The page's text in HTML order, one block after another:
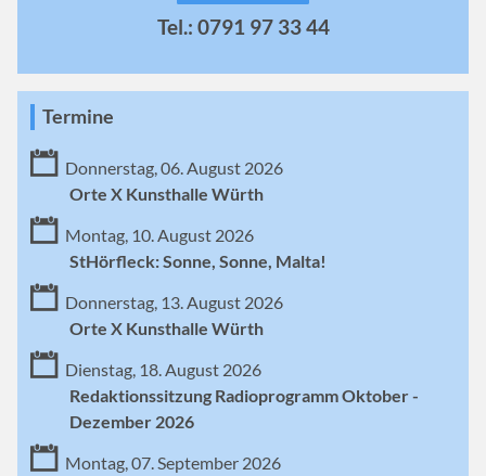
Tel.: 0791 97 33 44
Termine
Donnerstag, 06. August 2026
Orte X Kunsthalle Würth
Montag, 10. August 2026
StHörfleck: Sonne, Sonne, Malta!
Donnerstag, 13. August 2026
Orte X Kunsthalle Würth
Dienstag, 18. August 2026
Redaktionssitzung Radioprogramm Oktober -
Dezember 2026
Montag, 07. September 2026